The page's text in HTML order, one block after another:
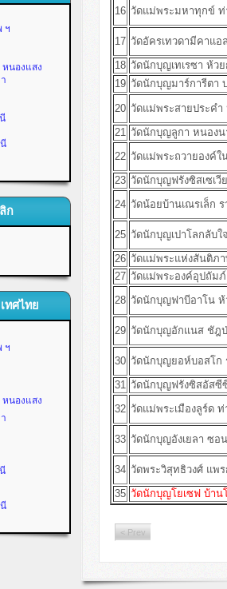
ฯ
นองแสง
ก
ทศไทย
ฯ
นองแสง
16 วัดแม่พระมหาทุกข์ ท่
17 วัดอัครเทวดามีคาแอ
18 วัดนักบุญเทเรซา ห้ว
19 วัดนักบุญมาร์การีตา
20 วัดแม่พระสายประคำ
21 วัดนักบุญลูกา หนองน
22 วัดแม่พระถวายองค์ใ
23 วัดนักบุญฟรังซิสเซเวี
24 วัดน้อยบ้านเณรเล็ก
25 วัดนักบุญเปาโลกลับใ
26 วัดแม่พระแห่งสันติภา
27 วัดแม่พระองค์อุปถัม
28 วัดนักบุญฟาบีอาโน ห้
29 วัดนักบุญอักแนส ชัฎ
30 วัดนักบุญยอห์บอสโก
31 วัดนักบุญฟรังซิสอัสซี
32 วัดแม่พระเมืองลูร์ด ท่
33 วัดนักบุญอังเยลา ซอ
34 วัดพระวิสุทธิวงศ์ แพ
35 วัดนักบุญโยเซฟ บ้าน
< Prev